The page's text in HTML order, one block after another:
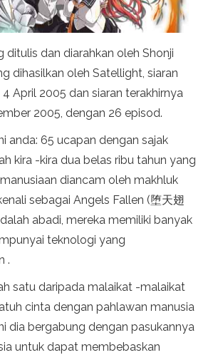
ditulis dan diarahkan oleh Shonji
dihasilkan oleh Satellight, siaran
April 2005 dan siaran terakhirnya
2005, dengan 26 episod.
anda: 65 ucapan dengan sajak
kira -kira dua belas ribu tahun yang
diancam oleh makhluk
sebagai Angels Fallen (堕天翅
abadi, mereka memiliki banyak
teknologi yang
.
satu daripada malaikat -malaikat
cinta dengan pahlawan manusia
dia bergabung dengan pasukannya
untuk dapat membebaskan